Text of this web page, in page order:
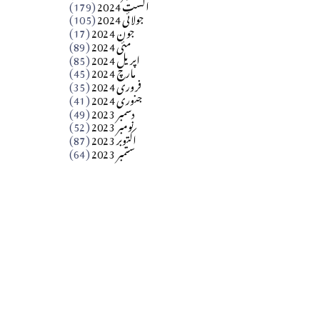
​تحریر: عاصم نواز طاہرخیلی (غازی/ہری پور)
جولائی 2024 (105) جون 2024 (17) مئی 2024 (89) اپریل 2024 (85) مارچ 2024 (45) فروری 2024 (35) جنوری 2024 (41) دسمبر 2023 (49) نومبر 2023 (52) اکتوبر 2023 (87) ستمبر 2023 (64)